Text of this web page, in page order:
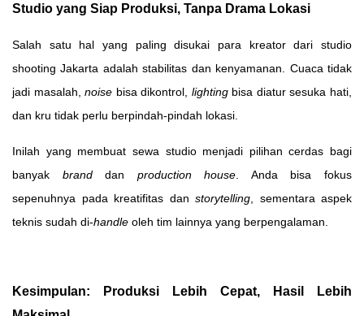
Studio yang Siap Produksi, Tanpa Drama Lokasi
Salah satu hal yang paling disukai para kreator dari studio
shooting Jakarta adalah stabilitas dan kenyamanan. Cuaca tidak
jadi masalah,noise bisa dikontrol, lightingbisa diatur sesuka hati,
dan kru tidak perlu berpindah-pindah lokasi.
Inilah yang membuat sewa studio menjadi pilihan cerdas bagi
banyak branddan production house . Anda bisa fokus
sepenuhnya pada kreatifitas dan storytelling , sementara aspek
teknis sudah di-handle oleh tim lainnya yang berpengalaman.
Kesimpulan: Produksi Lebih Cepat, Hasil Lebih